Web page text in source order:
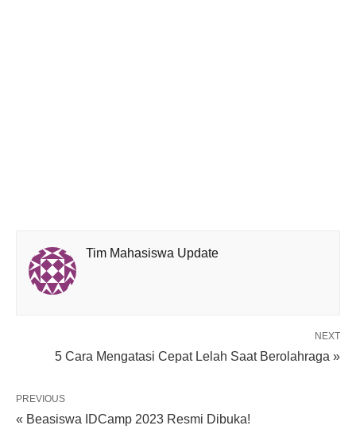
Tim Mahasiswa Update
NEXT
5 Cara Mengatasi Cepat Lelah Saat Berolahraga »
PREVIOUS
« Beasiswa IDCamp 2023 Resmi Dibuka!